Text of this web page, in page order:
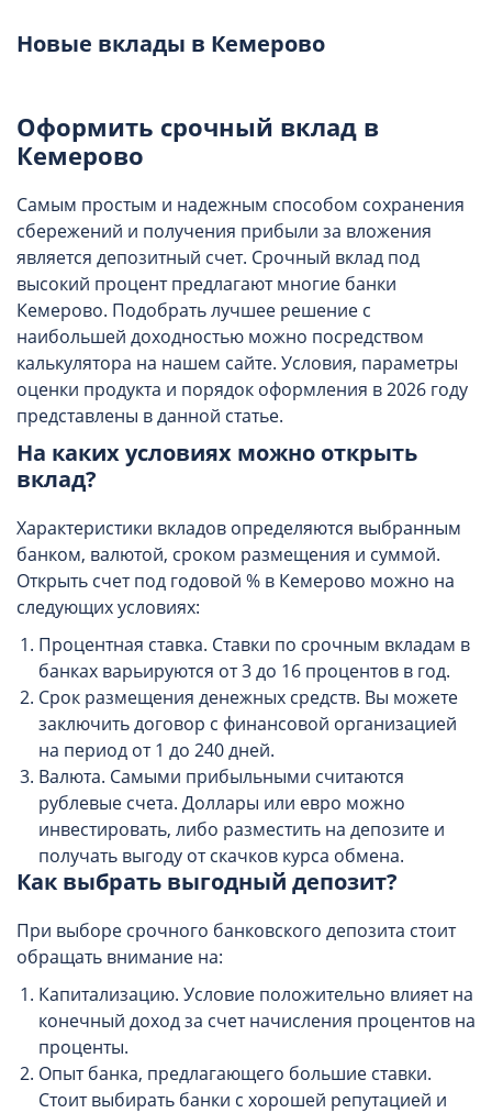
Новые вклады в Кемерово
Оформить срочный вклад в
Кемерово
Самым простым и надежным способом сохранения
сбережений и получения прибыли за вложения
является депозитный счет. Срочный вклад под
высокий процент предлагают многие банки
Кемерово. Подобрать лучшее решение с
наибольшей доходностью можно посредством
калькулятора на нашем сайте. Условия, параметры
оценки продукта и порядок оформления в 2026 году
представлены в данной статье.
На каких условиях можно открыть
вклад?
Характеристики вкладов определяются выбранным
банком, валютой, сроком размещения и суммой.
Открыть счет под годовой % в Кемерово можно на
следующих условиях:
Процентная ставка. Ставки по срочным вкладам в
банках варьируются от 3 до 16 процентов в год.
Срок размещения денежных средств. Вы можете
заключить договор с финансовой организацией
на период от 1 до 240 дней.
Валюта. Самыми прибыльными считаются
рублевые счета. Доллары или евро можно
инвестировать, либо разместить на депозите и
получать выгоду от скачков курса обмена.
Как выбрать выгодный депозит?
При выборе срочного банковского депозита стоит
обращать внимание на:
Капитализацию. Условие положительно влияет на
конечный доход за счет начисления процентов на
проценты.
Опыт банка, предлагающего большие ставки.
Стоит выбирать банки с хорошей репутацией и